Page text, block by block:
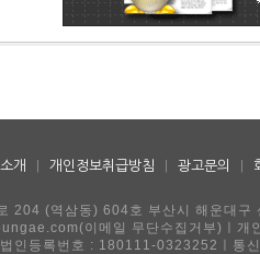
개 개인정보취급방침 광고문의
204 (역삼동) 604호 부산시 해운대
이메일 무단수집거부)ㅣ개
인등록번호 : 180111-0323252ㅣ통